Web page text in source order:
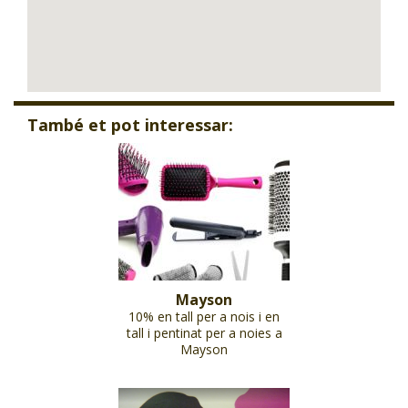
També et pot interessar:
Mayson
10% en tall per a nois i en
tall i pentinat per a noies a
Mayson